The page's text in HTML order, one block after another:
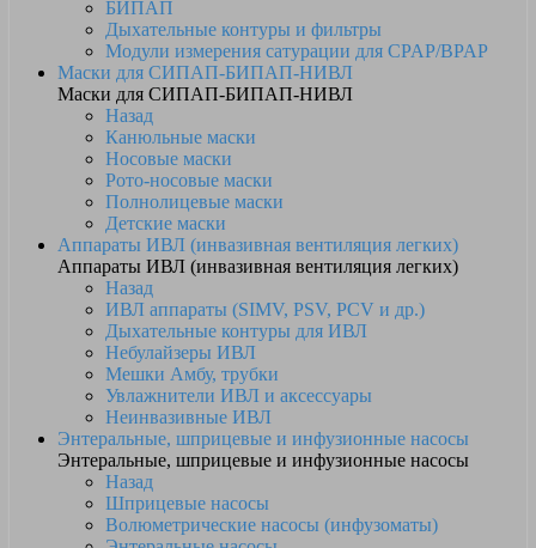
БИПАП
Дыхательные контуры и фильтры
Модули измерения сатурации для CPAP/BPAP
Маски для СИПАП-БИПАП-НИВЛ
Маски для СИПАП-БИПАП-НИВЛ
Назад
Канюльные маски
Носовые маски
Рото-носовые маски
Полнолицевые маски
Детские маски
Аппараты ИВЛ (инвазивная вентиляция легких)
Аппараты ИВЛ (инвазивная вентиляция легких)
Назад
ИВЛ аппараты (SIMV, PSV, PCV и др.)
Дыхательные контуры для ИВЛ
Небулайзеры ИВЛ
Мешки Амбу, трубки
Увлажнители ИВЛ и аксессуары
Неинвазивные ИВЛ
Энтеральные, шприцевые и инфузионные насосы
Энтеральные, шприцевые и инфузионные насосы
Назад
Шприцевые насосы
Волюметрические насосы (инфузоматы)